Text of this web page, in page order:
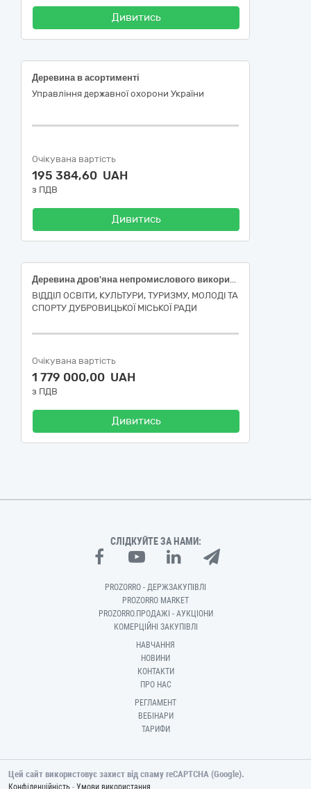
Дивитись
Деревина в асортименті
Управління державної охорони України
Очікувана вартість
195 384,60 UAH
з ПДВ
Дивитись
Деревина дров'яна непромислового використання 2 група код ДК 021:2015 - 03410000-7 Деревина
ВІДДІЛ ОСВІТИ, КУЛЬТУРИ, ТУРИЗМУ, МОЛОДІ ТА
СПОРТУ ДУБРОВИЦЬКОЇ МІСЬКОЇ РАДИ
Очікувана вартість
1 779 000,00 UAH
з ПДВ
Дивитись
СЛІДКУЙТЕ ЗА НАМИ:
PROZORRO - ДЕРЖЗАКУПІВЛІ
PROZORRO MARKET
PROZORRO.ПРОДАЖІ - АУКЦІОНИ
КОМЕРЦІЙНІ ЗАКУПІВЛІ
НАВЧАННЯ
НОВИНИ
КОНТАКТИ
ПРО НАС
РЕГЛАМЕНТ
ВЕБІНАРИ
ТАРИФИ
Цей сайт використовує захист від спаму reCAPTCHA (Google).
Конфіденційність - Умови використання